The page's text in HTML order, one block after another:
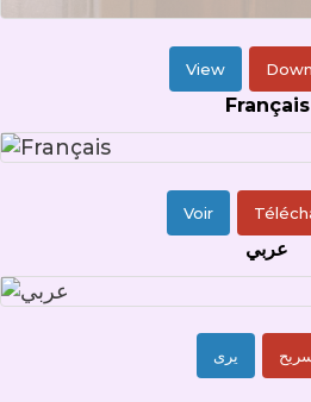
View
Français
Voir
عربي
يرى